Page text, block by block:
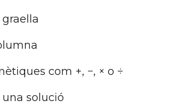
com +, −, × o ÷
solució